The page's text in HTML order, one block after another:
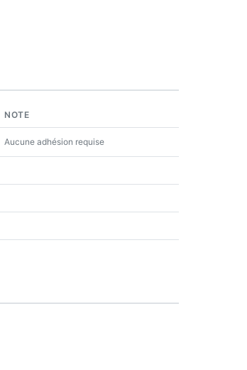
NOTE
Aucune adhésion requise